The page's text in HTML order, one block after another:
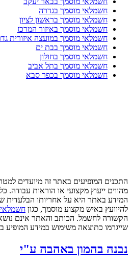
חשמלאי מוסמך בגדרה
חשמלאי מוסמך בראשון לציון
חשמלאי מוסמך באיזור המרכז
חשמלאי מוסמך במועצה איזורית
חשמלאי מוסמך בבת ים
חשמלאי מוסמך בחולון
חשמלאי מוסמך בתל אביב
חשמלאי מוסמך בכפר סבא
התכנים המופיעים באתר זה מיועדים
מהווים ייעוץ מקצועי או הוראות
המידע באתר היא על אחריותו
להיוועץ באיש מקצוע מוסמך, כגון
הקשורה לחשמל. הכותב והאתר אינם
שייגרמו כתוצאה משימוש במידע המופיע
נבנה בהמון באהבה ע"י